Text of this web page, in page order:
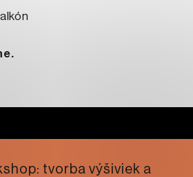
tvorba výšiviek a